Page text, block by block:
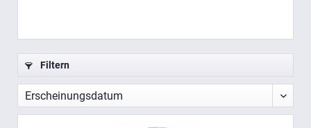
Filtern